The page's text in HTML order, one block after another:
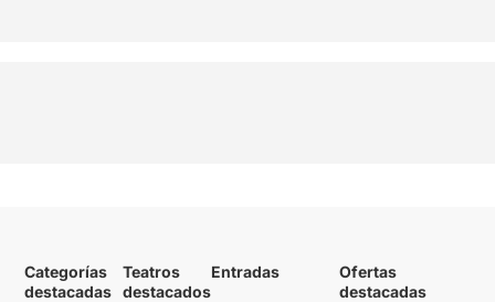
Categorías
destacadas
Teatros
destacados
Entradas
Ofertas
destacadas